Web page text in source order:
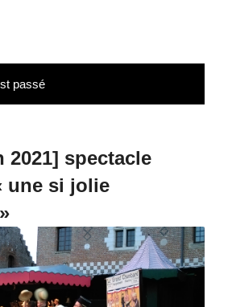
passé
2021] spectacle
une si jolie